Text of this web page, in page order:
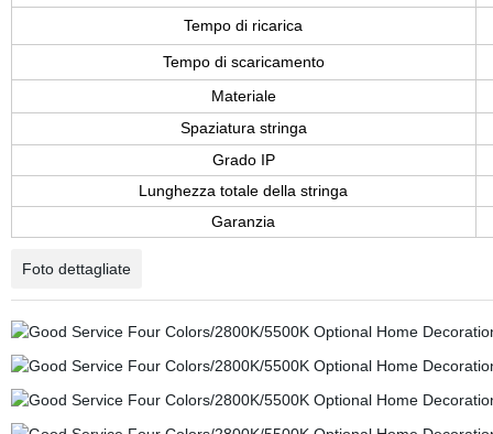
Tempo di ricarica
Tempo di scaricamento
Materiale
Spaziatura stringa
Grado IP
Lunghezza totale della stringa
Garanzia
Foto dettagliate